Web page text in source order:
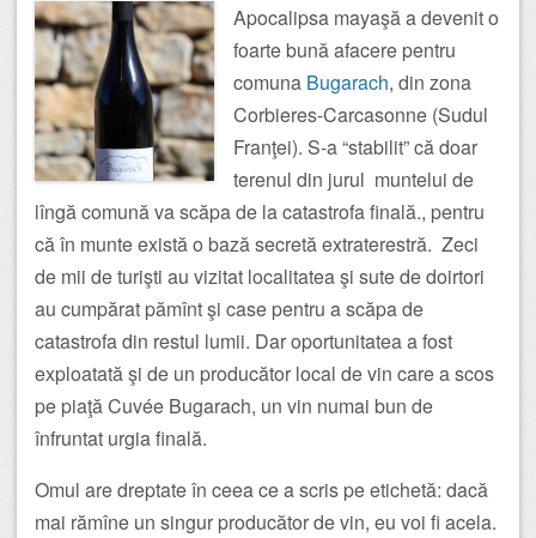
Apocalipsa mayaşă a devenit o
foarte bună afacere pentru
comuna Bugarach, din zona
Corbieres-Carcasonne (Sudul
Franţei). S-a “stabilit” că doar
terenul din jurul muntelui de
lîngă comună va scăpa de la catastrofa finală., pentru
că în munte există o bază secretă extraterestră. Zeci
de mii de turişti au vizitat localitatea şi sute de doirtori
au cumpărat pămînt şi case pentru a scăpa de
catastrofa din restul lumii. Dar oportunitatea a fost
exploatată şi de un producător local de vin care a scos
pe piaţă Cuvée Bugarach, un vin numai bun de
înfruntat urgia finală.
Omul are dreptate în ceea ce a scris pe etichetă: dacă
mai rămîne un singur producător de vin, eu voi fi acela.